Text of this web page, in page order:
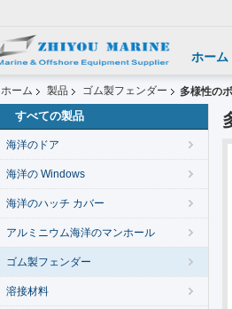
ホーム
ホーム 製品 ゴム製フェンダー 多様性の
すべての製品
海洋のドア
海洋の Windows
海洋のハッチ カバー
アルミニウム海洋のマンホール
ゴム製フェンダー
溶接材料